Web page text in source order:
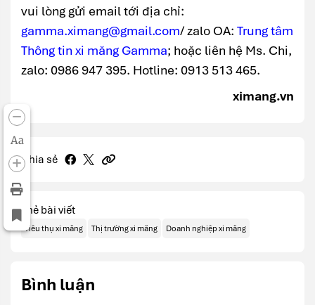
Aa
vui lòng gửi email tới địa chỉ:
gamma.ximang@gmail.com/ zalo OA: Trung tâm
Thông tin xi măng Gamma; hoặc liên hệ Ms. Chi,
zalo: 0986 947 395. Hotline: 0913 513 465.
ximang.vn
Chia sẻ
Thẻ bài viết
Tiêu thụ xi măng Thị trường xi măng Doanh nghiệp xi măng
Bình luận